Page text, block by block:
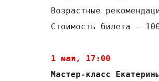
Возрастные
Стоимость билета –
1 мая, 17:00
Мастер-класс